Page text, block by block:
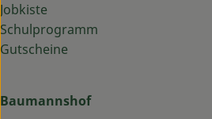
Jobkiste
Schulprogramm
Gutscheine
Baumannshof